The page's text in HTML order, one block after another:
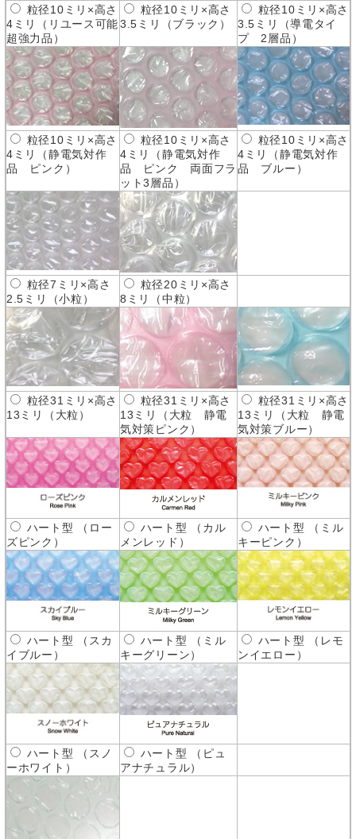
粒径10ミリ×高さ
4ミリ（リユース可能
超強力品）
粒径10ミリ×高さ
3.5ミリ（ブラック）
粒径10ミリ×高さ
3.5ミリ（導電タイ
プ 2層品）
粒径10ミリ×高さ
4ミリ（静電気対作
品 ピンク）
粒径10ミリ×高さ
4ミリ（静電気対作
品 ピンク 両面フラ
ット3層品）
粒径10ミリ×高さ
4ミリ（静電気対作
品 ブルー）
粒径7ミリ×高さ
2.5ミリ（小粒）
粒径20ミリ×高さ
8ミリ（中粒）
粒径31ミリ×高さ
13ミリ（大粒）
粒径31ミリ×高さ
13ミリ（大粒 静電
気対策ピンク）
粒径31ミリ×高さ
13ミリ（大粒 静電
気対策ブルー）
ハート型 （ロー
ズピンク）
ハート型 （カル
メンレッド）
ハート型 （ミル
キーピンク）
ハート型 （スカ
イブルー）
ハート型 （ミル
キーグリーン）
ハート型 （レモ
ンイエロー）
ハート型 （スノ
ーホワイト）
ハート型 （ピュ
アナチュラル）